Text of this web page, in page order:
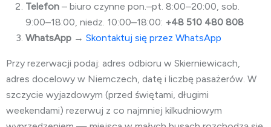
Telefon – biuro czynne pon.–pt. 8:00–20:00, sob.
9:00–18:00, niedz. 10:00–18:00: +48 510 480 808
WhatsApp → Skontaktuj się przez WhatsApp
Przy rezerwacji podaj: adres odbioru w Skierniewicach,
adres docelowy w Niemczech, datę i liczbę pasażerów. W
szczycie wyjazdowym (przed świętami, długimi
weekendami) rezerwuj z co najmniej kilkudniowym